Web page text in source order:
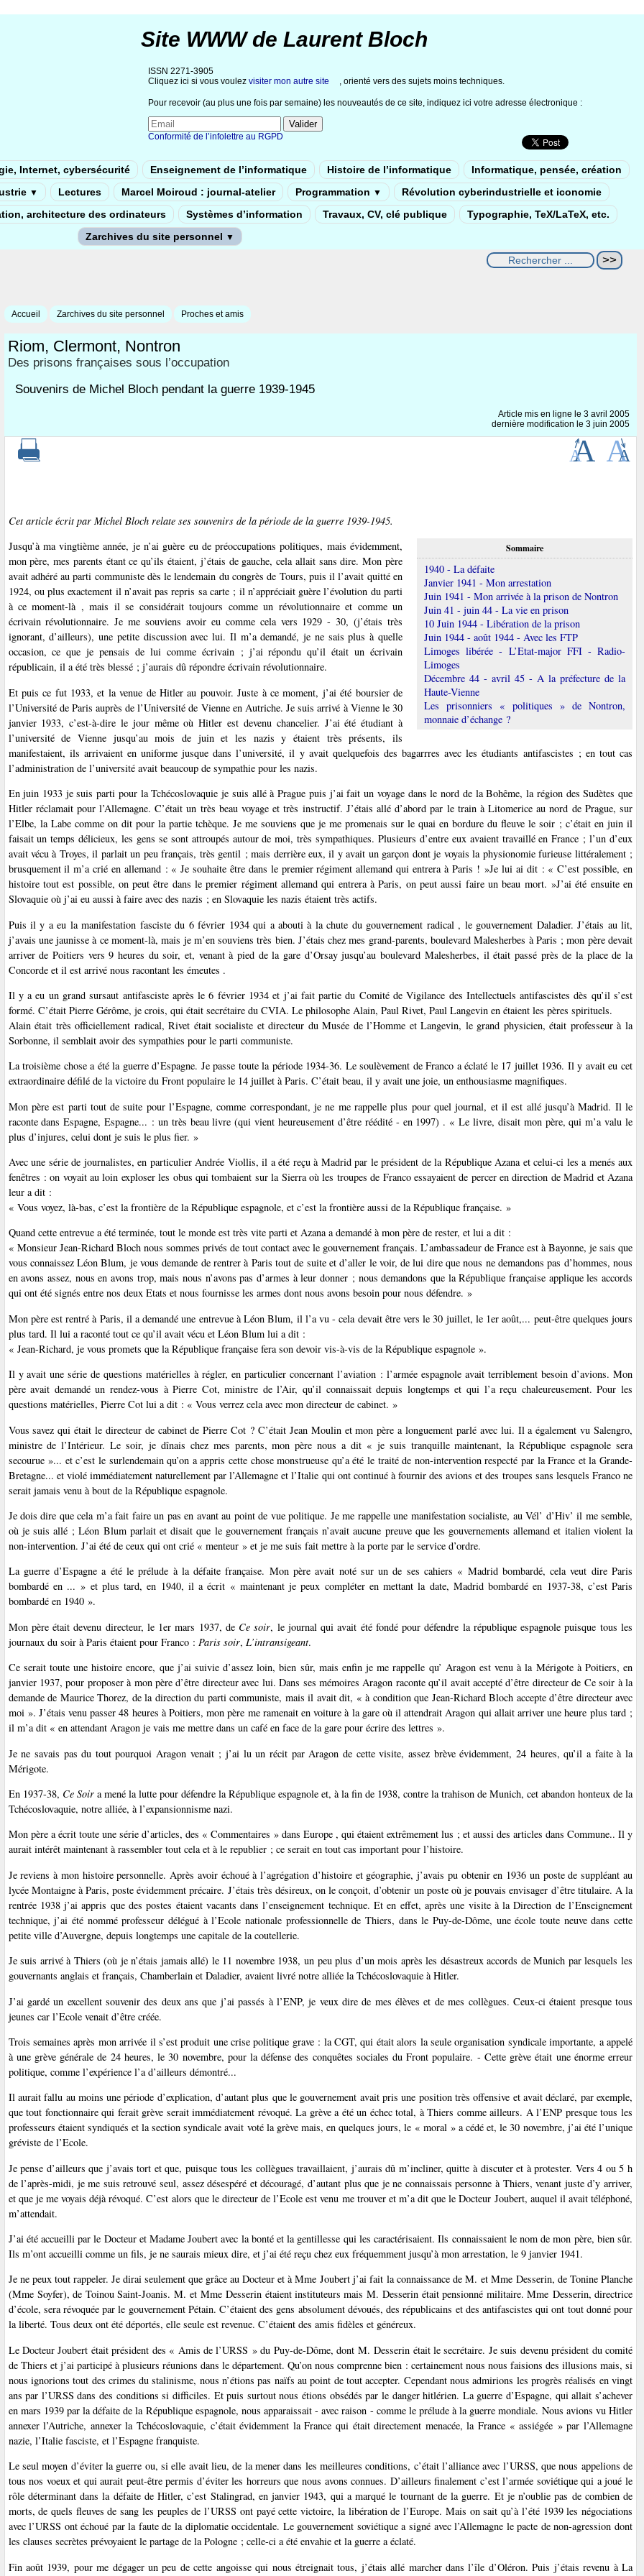
Site WWW de Laurent Bloch
ISSN 2271-3905
Cliquez ici si vous voulez visiter mon autre site , orienté vers des sujets moins techniques.
Pour recevoir (au plus une fois par semaine) les nouveautés de ce site, indiquez ici votre adresse électronique :
Conformité de l’infolettre au RGPD
Internet, cybersécurité Enseignement de l’informatique Histoire de l’informatique
Informatique, pensée, création
▼ Lectures Marcel Moiroud : journal-atelier Programmation ▼
Révolution cyberindustrielle et iconomie
architecture des ordinateurs Systèmes d’information Travaux, CV, clé publique
Typographie, TeX/LaTeX, etc.
Zarchives du site personnel ▼
Accueil Zarchives du site personnel Proches et amis
Riom, Clermont, Nontron
Des prisons françaises sous l’occupation
Souvenirs de Michel Bloch pendant la guerre 1939-1945
Article mis en ligne le 3 avril 2005
dernière modification le 3 juin 2005
Cet article écrit par Michel Bloch relate ses souvenirs de la période de la guerre 1939-1945.
Sommaire
1940 - La défaite
Janvier 1941 - Mon arrestation
Juin 1941 - Mon arrivée à la prison de Nontron
Juin 41 - juin 44 - La vie en prison
10 Juin 1944 - Libération de la prison
Juin 1944 - août 1944 - Avec les FTP
Limoges libérée - L’Etat-major FFI - Radio-
Limoges
Décembre 44 - avril 45 - A la préfecture de la
Haute-Vienne
Les prisonniers « politiques » de Nontron,
monnaie d’échange ?
Jusqu’à ma vingtième année, je n’ai guère eu de préoccupations politiques, mais évidemment,
mon père, mes parents étant ce qu’ils étaient, j’étais de gauche, cela allait sans dire. Mon père
avait adhéré au parti communiste dès le lendemain du congrès de Tours, puis il l’avait quitté en
1924, ou plus exactement il n’avait pas repris sa carte ; il n’appréciait guère l’évolution du parti
à ce moment-là , mais il se considérait toujours comme un révolutionnaire et comme un
écrivain révolutionnaire. Je me souviens avoir eu comme cela vers 1929 - 30, (j’étais très
ignorant, d’ailleurs), une petite discussion avec lui. Il m’a demandé, je ne sais plus à quelle
occasion, ce que je pensais de lui comme écrivain ; j’ai répondu qu’il était un écrivain
républicain, il a été très blessé ; j’aurais dû répondre écrivain révolutionnaire.
Et puis ce fut 1933, et la venue de Hitler au pouvoir. Juste à ce moment, j’ai été boursier de
l’Université de Paris auprès de l’Université de Vienne en Autriche. Je suis arrivé à Vienne le 30
janvier 1933, c’est-à-dire le jour même où Hitler est devenu chancelier. J’ai été étudiant à
l’université de Vienne jusqu’au mois de juin et les nazis y étaient très présents, ils
manifestaient, ils arrivaient en uniforme jusque dans l’université, il y avait quelquefois des bagarrres avec les étudiants antifascistes ; en tout cas
l’administration de l’université avait beaucoup de sympathie pour les nazis.
En juin 1933 je suis parti pour la Tchécoslovaquie je suis allé à Prague puis j’ai fait un voyage dans le nord de la Bohême, la région des Sudètes que
Hitler réclamait pour l’Allemagne. C’était un très beau voyage et très instructif. J’étais allé d’abord par le train à Litomerice au nord de Prague, sur
l’Elbe, la Labe comme on dit pour la partie tchèque. Je me souviens que je me promenais sur le quai en bordure du fleuve le soir ; c’était en juin il
faisait un temps délicieux, les gens se sont attroupés autour de moi, très sympathiques. Plusieurs d’entre eux avaient travaillé en France ; l’un d’eux
avait vécu à Troyes, il parlait un peu français, très gentil ; mais derrière eux, il y avait un garçon dont je voyais la physionomie furieuse littéralement ;
brusquement il m’a crié en allemand : « Je souhaite être dans le premier régiment allemand qui entrera à Paris ! »Je lui ai dit : « C’est possible, en
histoire tout est possible, on peut être dans le premier régiment allemand qui entrera à Paris, on peut aussi faire un beau mort. »J’ai été ensuite en
Slovaquie où j’ai eu aussi à faire avec des nazis ; en Slovaquie les nazis étaient très actifs.
Puis il y a eu la manifestation fasciste du 6 février 1934 qui a abouti à la chute du gouvernement radical , le gouvernement Daladier. J’étais au lit,
j’avais une jaunisse à ce moment-là, mais je m’en souviens très bien. J’étais chez mes grand-parents, boulevard Malesherbes à Paris ; mon père devait
arriver de Poitiers vers 9 heures du soir, et, venant à pied de la gare d’Orsay jusqu’au boulevard Malesherbes, il était passé près de la place de la
Concorde et il est arrivé nous racontant les émeutes .
Il y a eu un grand sursaut antifasciste après le 6 février 1934 et j’ai fait partie du Comité de Vigilance des Intellectuels antifascistes dès qu’il s’est
formé. C’était Pierre Gérôme, je crois, qui était secrétaire du CVIA. Le philosophe Alain, Paul Rivet, Paul Langevin en étaient les pères spirituels.
Alain était très officiellement radical, Rivet était socialiste et directeur du Musée de l’Homme et Langevin, le grand physicien, était professeur à la
Sorbonne, il semblait avoir des sympathies pour le parti communiste.
La troisième chose a été la guerre d’Espagne. Je passe toute la période 1934-36. Le soulèvement de Franco a éclaté le 17 juillet 1936. Il y avait eu cet
extraordinaire défilé de la victoire du Front populaire le 14 juillet à Paris. C’était beau, il y avait une joie, un enthousiasme magnifiques.
Mon père est parti tout de suite pour l’Espagne, comme correspondant, je ne me rappelle plus pour quel journal, et il est allé jusqu’à Madrid. Il le
raconte dans Espagne, Espagne... : un très beau livre (qui vient heureusement d’être réédité - en 1997) . « Le livre, disait mon père, qui m’a valu le
plus d’injures, celui dont je suis le plus fier. »
Avec une série de journalistes, en particulier Andrée Viollis, il a été reçu à Madrid par le président de la République Azana et celui-ci les a menés aux
fenêtres : on voyait au loin exploser les obus qui tombaient sur la Sierra où les troupes de Franco essayaient de percer en direction de Madrid et Azana
leur a dit :
« Vous voyez, là-bas, c’est la frontière de la République espagnole, et c’est la frontière aussi de la République française. »
Quand cette entrevue a été terminée, tout le monde est très vite parti et Azana a demandé à mon père de rester, et lui a dit :
« Monsieur Jean-Richard Bloch nous sommes privés de tout contact avec le gouvernement français. L’ambassadeur de France est à Bayonne, je sais que
vous connaissez Léon Blum, je vous demande de rentrer à Paris tout de suite et d’aller le voir, de lui dire que nous ne demandons pas d’hommes, nous
en avons assez, nous en avons trop, mais nous n’avons pas d’armes à leur donner ; nous demandons que la République française applique les accords
qui ont été signés entre nos deux Etats et nous fournisse les armes dont nous avons besoin pour nous défendre. »
Mon père est rentré à Paris, il a demandé une entrevue à Léon Blum, il l’a vu - cela devait être vers le 30 juillet, le 1er août,... peut-être quelques jours
plus tard. Il lui a raconté tout ce qu’il avait vécu et Léon Blum lui a dit :
« Jean-Richard, je vous promets que la République française fera son devoir vis-à-vis de la République espagnole ».
Il y avait une série de questions matérielles à régler, en particulier concernant l’aviation : l’armée espagnole avait terriblement besoin d’avions. Mon
père avait demandé un rendez-vous à Pierre Cot, ministre de l’Air, qu’il connaissait depuis longtemps et qui l’a reçu chaleureusement. Pour les
questions matérielles, Pierre Cot lui a dit : « Vous verrez cela avec mon directeur de cabinet. »
Vous savez qui était le directeur de cabinet de Pierre Cot ? C’était Jean Moulin et mon père a longuement parlé avec lui. Il a également vu Salengro,
ministre de l’Intérieur. Le soir, je dînais chez mes parents, mon père nous a dit « je suis tranquille maintenant, la République espagnole sera
secourue »... et c’est le surlendemain qu’on a appris cette chose monstrueuse qu’a été le traité de non-intervention respecté par la France et la Grande-
Bretagne... et violé immédiatement naturellement par l’Allemagne et l’Italie qui ont continué à fournir des avions et des troupes sans lesquels Franco ne
serait jamais venu à bout de la République espagnole.
Je dois dire que cela m’a fait faire un pas en avant au point de vue politique. Je me rappelle une manifestation socialiste, au Vél’ d’Hiv’ il me semble,
où je suis allé ; Léon Blum parlait et disait que le gouvernement français n’avait aucune preuve que les gouvernements allemand et italien violent la
non-intervention. J’ai été de ceux qui ont crié « menteur » et je me suis fait mettre à la porte par le service d’ordre.
La guerre d’Espagne a été le prélude à la défaite française. Mon père avait noté sur un de ses cahiers « Madrid bombardé, cela veut dire Paris
bombardé en ... » et plus tard, en 1940, il a écrit « maintenant je peux compléter en mettant la date, Madrid bombardé en 1937-38, c’est Paris
bombardé en 1940 ».
Mon père était devenu directeur, le 1er mars 1937, de Ce soir, le journal qui avait été fondé pour défendre la république espagnole puisque tous les
journaux du soir à Paris étaient pour Franco : Paris soir, L’intransigeant.
Ce serait toute une histoire encore, que j’ai suivie d’assez loin, bien sûr, mais enfin je me rappelle qu’ Aragon est venu à la Mérigote à Poitiers, en
janvier 1937, pour proposer à mon père d’être directeur avec lui. Dans ses mémoires Aragon raconte qu’il avait accepté d’être directeur de Ce soir à la
demande de Maurice Thorez, de la direction du parti communiste, mais il avait dit, « à condition que Jean-Richard Bloch accepte d’être directeur avec
moi ». J’étais venu passer 48 heures à Poitiers, mon père me ramenait en voiture à la gare où il attendrait Aragon qui allait arriver une heure plus tard ;
il m’a dit « en attendant Aragon je vais me mettre dans un café en face de la gare pour écrire des lettres ».
Je ne savais pas du tout pourquoi Aragon venait ; j’ai lu un récit par Aragon de cette visite, assez brève évidemment, 24 heures, qu’il a faite à la
Mérigote.
En 1937-38, Ce Soira mené la lutte pour défendre la République espagnole et, à la fin de 1938, contre la trahison de Munich, cet abandon honteux de la
Tchécoslovaquie, notre alliée, à l’expansionnisme nazi.
Mon père a écrit toute une série d’articles, des « Commentaires » dans Europe , qui étaient extrêmement lus ; et aussi des articles dans Commune.. Il y
aurait intérêt maintenant à rassembler tout cela et à le republier ; ce serait en tout cas important pour l’histoire.
Je reviens à mon histoire personnelle. Après avoir échoué à l’agrégation d’histoire et géographie, j’avais pu obtenir en 1936 un poste de suppléant au
lycée Montaigne à Paris, poste évidemment précaire. J’étais très désireux, on le conçoit, d’obtenir un poste où je pouvais envisager d’être titulaire. A la
rentrée 1938 j’ai appris que des postes étaient vacants dans l’enseignement technique. Et en effet, après une visite à la Direction de l’Enseignement
technique, j’ai été nommé professeur délégué à l’Ecole nationale professionnelle de Thiers, dans le Puy-de-Dôme, une école toute neuve dans cette
petite ville d’Auvergne, depuis longtemps une capitale de la coutellerie.
Je suis arrivé à Thiers (où je n’étais jamais allé) le 11 novembre 1938, un peu plus d’un mois après les désastreux accords de Munich par lesquels les
gouvernants anglais et français, Chamberlain et Daladier, avaient livré notre alliée la Tchécoslovaquie à Hitler.
J’ai gardé un excellent souvenir des deux ans que j’ai passés à l’ENP, je veux dire de mes élèves et de mes collègues. Ceux-ci étaient presque tous
jeunes car l’Ecole venait d’être créée.
Trois semaines après mon arrivée il s’est produit une crise politique grave : la CGT, qui était alors la seule organisation syndicale importante, a appelé
à une grève générale de 24 heures, le 30 novembre, pour la défense des conquêtes sociales du Front populaire. - Cette grève était une énorme erreur
politique, comme l’expérience l’a d’ailleurs démontré...
Il aurait fallu au moins une période d’explication, d’autant plus que le gouvernement avait pris une position très offensive et avait déclaré, par exemple,
que tout fonctionnaire qui ferait grève serait immédiatement révoqué. La grève a été un échec total, à Thiers comme ailleurs. A l’ENP presque tous les
professeurs étaient syndiqués et la section syndicale avait voté la grève mais, en quelques jours, le « moral » a cédé et, le 30 novembre, j’ai été l’unique
gréviste de l’Ecole.
Je pense d’ailleurs que j’avais tort et que, puisque tous les collègues travaillaient, j’aurais dû m’incliner, quitte à discuter et à protester. Vers 4 ou 5 h
de l’après-midi, je me suis retrouvé seul, assez désespéré et découragé, d’autant plus que je ne connaissais personne à Thiers, venant juste d’y arriver,
et que je me voyais déjà révoqué. C’est alors que le directeur de l’Ecole est venu me trouver et m’a dit que le Docteur Joubert, auquel il avait téléphoné,
m’attendait.
J’ai été accueilli par le Docteur et Madame Joubert avec la bonté et la gentillesse qui les caractérisaient. Ils connaissaient le nom de mon père, bien sûr.
Ils m’ont accueilli comme un fils, je ne saurais mieux dire, et j’ai été reçu chez eux fréquemment jusqu’à mon arrestation, le 9 janvier 1941.
Je ne peux tout rappeler. Je dirai seulement que grâce au Docteur et à Mme Joubert j’ai fait la connaissance de M. et Mme Desserin, de Tonine Planche
(Mme Soyfer), de Toinou Saint-Joanis. M. et Mme Desserin étaient instituteurs mais M. Desserin était pensionné militaire. Mme Desserin, directrice
d’école, sera révoquée par le gouvernement Pétain. C’étaient des gens absolument dévoués, des républicains et des antifascistes qui ont tout donné pour
la liberté. Tous deux ont été déportés, elle seule est revenue. C’étaient des amis fidèles et généreux.
Le Docteur Joubert était président des « Amis de l’URSS » du Puy-de-Dôme, dont M. Desserin était le secrétaire. Je suis devenu président du comité
de Thiers et j’ai participé à plusieurs réunions dans le département. Qu’on nous comprenne bien : certainement nous nous faisions des illusions mais, si
nous ignorions tout des crimes du stalinisme, nous n’étions pas naïfs au point de tout accepter. Cependant nous admirions les progrès réalisés en vingt
ans par l’URSS dans des conditions si difficiles. Et puis surtout nous étions obsédés par le danger hitlérien. La guerre d’Espagne, qui allait s’achever
en mars 1939 par la défaite de la République espagnole, nous apparaissait - avec raison - comme le prélude à la guerre mondiale. Nous avions vu Hitler
annexer l’Autriche, annexer la Tchécoslovaquie, c’était évidemment la France qui était directement menacée, la France « assiégée » par l’Allemagne
nazie, l’Italie fasciste, et l’Espagne franquiste.
Le seul moyen d’éviter la guerre ou, si elle avait lieu, de la mener dans les meilleures conditions, c’était l’alliance avec l’URSS, que nous appelions de
tous nos voeux et qui aurait peut-être permis d’éviter les horreurs que nous avons connues. D’ailleurs finalement c’est l’armée soviétique qui a joué le
rôle déterminant dans la défaite de Hitler, c’est Stalingrad, en janvier 1943, qui a marqué le tournant de la guerre. Et je n’oublie pas de combien de
morts, de quels fleuves de sang les peuples de l’URSS ont payé cette victoire, la libération de l’Europe. Mais on sait qu’à l’été 1939 les négociations
avec l’URSS ont échoué par la faute de la diplomatie occidentale. Le gouvernement soviétique a signé avec l’Allemagne le pacte de non-agression dont
les clauses secrètes prévoyaient le partage de la Pologne ; celle-ci a été envahie et la guerre a éclaté.
Fin août 1939, pour me dégager un peu de cette angoisse qui nous étreignait tous, j’étais allé marcher dans l’île d’Oléron. Puis j’étais revenu à La